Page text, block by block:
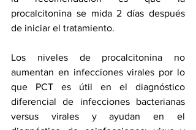
procalcitonina se mida 2 días después
de iniciar el tratamiento.
Los niveles de procalcitonina no
aumentan en infecciones virales por lo
que PCT es útil en el diagnóstico
diferencial de infecciones bacterianas
versus virales y ayudan en el